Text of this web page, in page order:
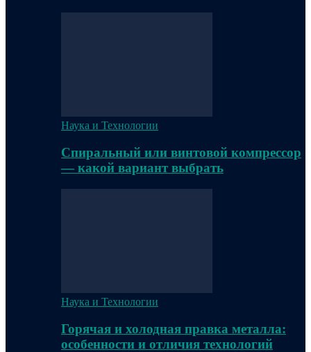
Наука и Технологии
Спиральный или винтовой компрессор
— какой вариант выбрать
Наука и Технологии
Горячая и холодная правка металла:
особенности и отличия технологий